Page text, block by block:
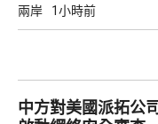
兩岸 1小時前
中方對美國派拓公